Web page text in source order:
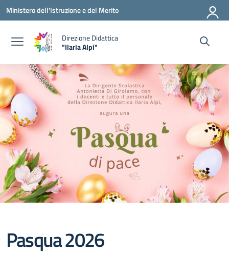
Vai ai contenuti
Vai al menu di navigazione
Vai al footer
Ministero dell'Istruzione e del Merito
Direzione Didattica
"Ilaria Alpi"
Pasqua 2026